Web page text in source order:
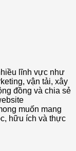
lĩnh vực như
vận tải, xây
đồng và chia sẻ
muốn mang
hữu ích và thực